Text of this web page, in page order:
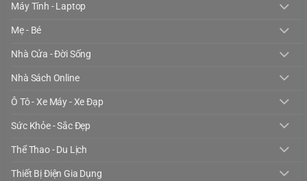
Máy Tính - Laptop
Mẹ - Bé
Nhà Cửa - Đời Sống
Nhà Sách Online
Ô Tô - Xe Máy - Xe Đạp
Sức Khỏe - Sắc Đẹp
Thể Thao - Du Lịch
Thiết Bị Điện Gia Dụng